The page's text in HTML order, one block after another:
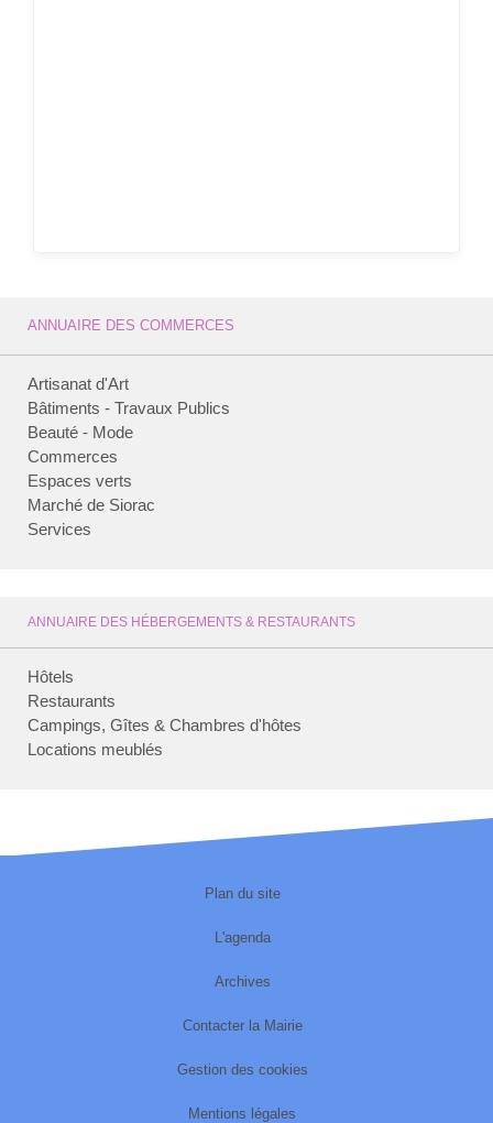
ANNUAIRE DES COMMERCES
Artisanat d'Art
Bâtiments - Travaux Publics
Beauté - Mode
Commerces
Espaces verts
Marché de Siorac
Services
ANNUAIRE DES HÉBERGEMENTS & RESTAURANTS
Hôtels
Restaurants
Campings, Gîtes & Chambres d'hôtes
Locations meublés
Plan du site
L'agenda
Archives
Contacter la Mairie
Gestion des cookies
Mentions légales